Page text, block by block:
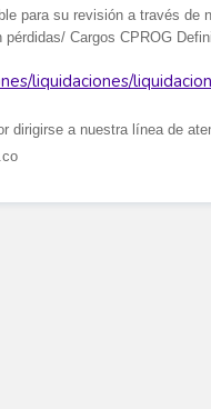
para su revisión a través
Cargos CPROG
liquidaciones/
dirigirse a nuestra línea de